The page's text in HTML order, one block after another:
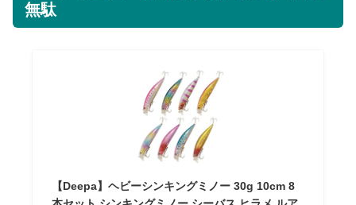
無駄
【Deepa】ヘビーシンキングミノー 30g 10cm 8